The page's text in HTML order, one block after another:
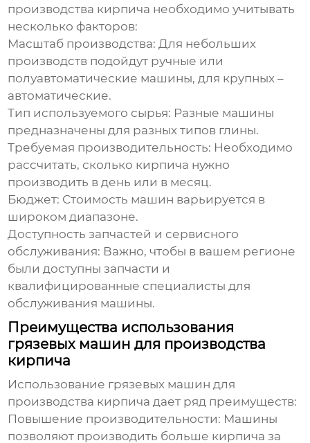
производства кирпича необходимо учитывать
несколько факторов:
Масштаб производства: Для небольших
производств подойдут ручные или
полуавтоматические машины, для крупных –
автоматические.
Тип используемого сырья: Разные машины
предназначены для разных типов глины.
Требуемая производительность: Необходимо
рассчитать, сколько кирпича нужно
производить в день или в месяц.
Бюджет: Стоимость машин варьируется в
широком диапазоне.
Доступность запчастей и сервисного
обслуживания: Важно, чтобы в вашем регионе
были доступны запчасти и
квалифицированные специалисты для
обслуживания машины.
Преимущества использования
грязевых машин для производства
кирпича
Использование грязевых машин для
производства кирпича дает ряд преимуществ:
Повышение производительности: Машины
позволяют производить больше кирпича за